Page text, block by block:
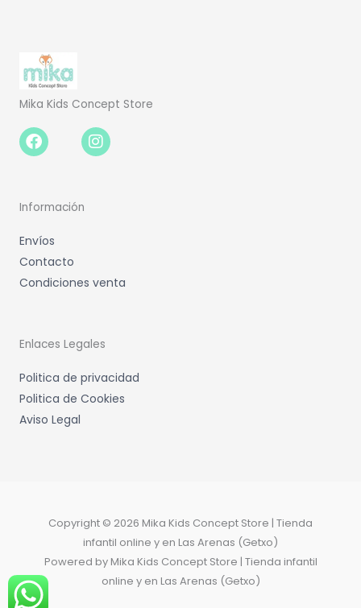
Mika Kids Concept Store
Facebook-
f
Instagram
Información
Envíos
Contacto
Condiciones venta
Enlaces Legales
Politica de privacidad
Politica de Cookies
Aviso Legal
Copyright © 2026 Mika Kids Concept Store | Tienda
infantil online y en Las Arenas (Getxo)
Powered by Mika Kids Concept Store | Tienda infantil
online y en Las Arenas (Getxo)